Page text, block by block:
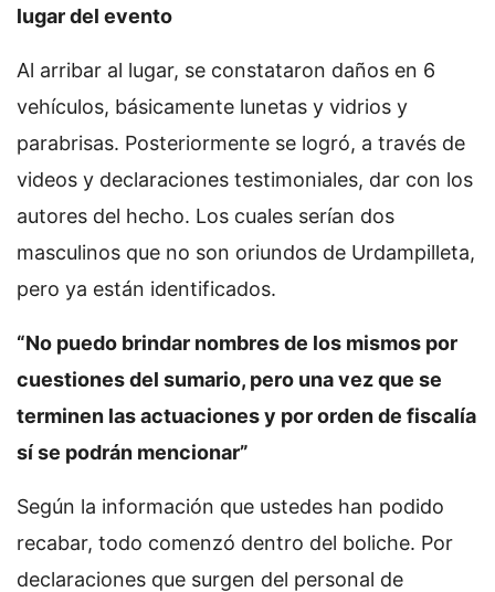
lugar del evento
Al arribar al lugar, se constataron daños en 6
vehículos, básicamente lunetas y vidrios y
parabrisas. Posteriormente se logró, a través de
videos y declaraciones testimoniales, dar con los
autores del hecho. Los cuales serían dos
masculinos que no son oriundos de Urdampilleta,
pero ya están identificados.
“No puedo brindar nombres de los mismos por
cuestiones del sumario, pero una vez que se
terminen las actuaciones y por orden de fiscalía
sí se podrán mencionar”
Según la información que ustedes han podido
recabar, todo comenzó dentro del boliche. Por
declaraciones que surgen del personal de